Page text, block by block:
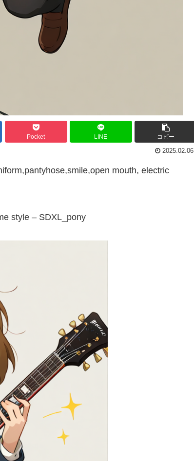
Pocket LINE コピー
2025.02.06
mouth, electric
style – SDXL_pony